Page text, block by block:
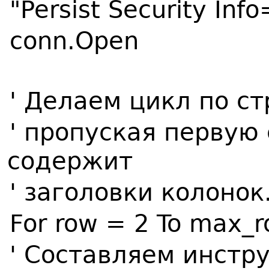
"Persist Security
conn.Open
' Делаем цикл по
' пропуская первую
содержит
' заголовки
For row = 2 To
' Составляем